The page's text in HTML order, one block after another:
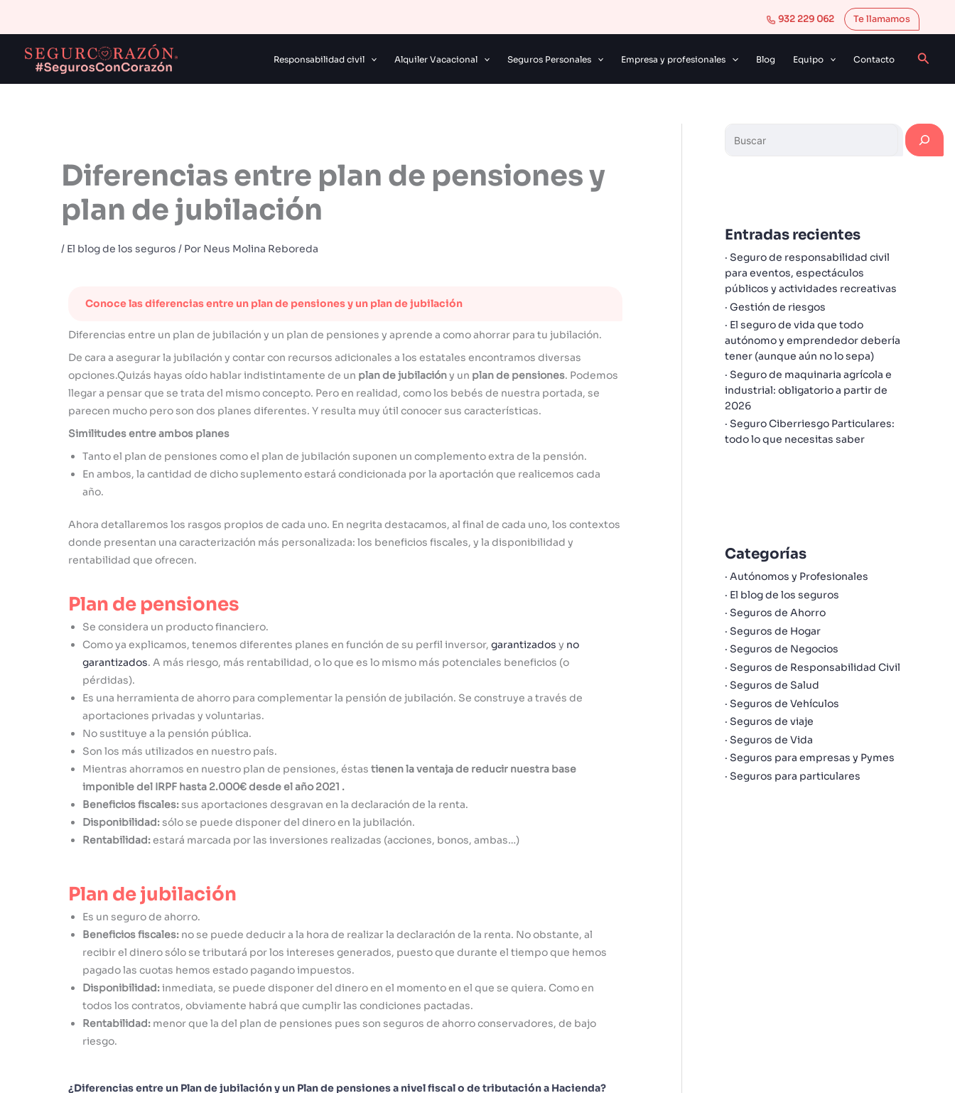
932 229 062 Te llamamos
Responsabilidad civil Alquiler Vacacional Seguros Personales Empresa y profesionales Blog Equipo Contacto
Diferencias entre plan de pensiones y
plan de jubilación
/ El blog de los seguros / Por Neus Molina Reboreda
Conoce las diferencias entre un plan de pensiones y un plan de jubilación
Diferencias entre un plan de jubilación y un plan de pensiones y aprende a como ahorrar para tu jubilación.
De cara a asegurar la jubilación y contar con recursos adicionales a los estatales encontramos diversas
opciones.Quizás hayas oído hablar indistintamente de un plan de jubilacióny un plan de pensiones. Podemos
llegar a pensar que se trata del mismo concepto. Pero en realidad, como los bebés de nuestra portada, se
parecen mucho pero son dos planes diferentes. Y resulta muy útil conocer sus características.
Similitudes entre ambos planes
Tanto el plan de pensiones como el plan de jubilación suponen un complemento extra de la pensión.
En ambos, la cantidad de dicho suplemento estará condicionada por la aportación que realicemos cada
año.
Ahora detallaremos los rasgos propios de cada uno. En negrita destacamos, al final de cada uno, los contextos
donde presentan una caracterización más personalizada: los beneficios fiscales, y la disponibilidad y
rentabilidad que ofrecen.
Plan de pensiones
Se considera un producto financiero.
Como ya explicamos, tenemos diferentes planes en función de su perfil inversor, garantizados y no
garantizados. A más riesgo, más rentabilidad, o lo que es lo mismo más potenciales beneficios (o
pérdidas).
Es una herramienta de ahorro para complementar la pensión de jubilación. Se construye a través de
aportaciones privadas y voluntarias.
No sustituye a la pensión pública.
Son los más utilizados en nuestro país.
Mientras ahorramos en nuestro plan de pensiones, éstas tienen la ventaja de reducir nuestra base
imponible del IRPF hasta 2.000€ desde el año 2021 .
Beneficios fiscales:sus aportaciones desgravan en la declaración de la renta.
Disponibilidad:sólo se puede disponer del dinero en la jubilación.
Rentabilidad:estará marcada por las inversiones realizadas (acciones, bonos, ambas…)
Plan de jubilación
Es un seguro de ahorro.
Beneficios fiscales:no se puede deducir a la hora de realizar la declaración de la renta. No obstante, al
recibir el dinero sólo se tributará por los intereses generados, puesto que durante el tiempo que hemos
pagado las cuotas hemos estado pagando impuestos.
Disponibilidad:inmediata, se puede disponer del dinero en el momento en el que se quiera. Como en
todos los contratos, obviamente habrá que cumplir las condiciones pactadas.
Rentabilidad:menor que la del plan de pensiones pues son seguros de ahorro conservadores, de bajo
riesgo.
¿Diferencias entre un Plan de jubilación y un Plan de pensiones a nivel fiscal o de tributación a Hacienda?
Entradas recientes
Seguro de responsabilidad civil
para eventos, espectáculos
públicos y actividades recreativas
Gestión de riesgos
El seguro de vida que todo
autónomo y emprendedor debería
tener (aunque aún no lo sepa)
Seguro de maquinaria agrícola e
industrial: obligatorio a partir de
2026
Seguro Ciberriesgo Particulares:
todo lo que necesitas saber
Categorías
Autónomos y Profesionales
El blog de los seguros
Seguros de Ahorro
Seguros de Hogar
Seguros de Negocios
Seguros de Responsabilidad Civil
Seguros de Salud
Seguros de Vehículos
Seguros de viaje
Seguros de Vida
Seguros para empresas y Pymes
Seguros para particulares